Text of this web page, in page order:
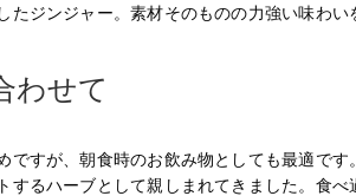
ジンジャー。素材そのものの力強い味わい
わせて
すが、朝食時のお飲み物としても最適です
るハーブとして親しまれてきました。食べ